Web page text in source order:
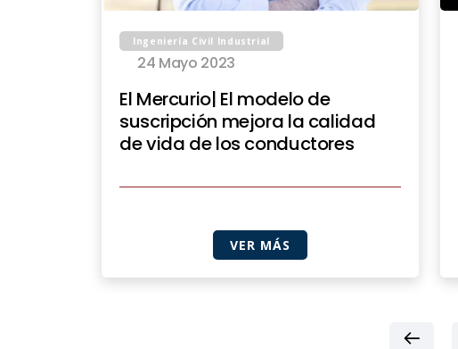
Ingeniería Civil Industrial
24 Mayo 2023
El Mercurio| El modelo de
suscripción mejora la calidad
de vida de los conductores
VER MÁS